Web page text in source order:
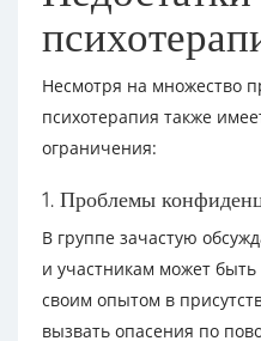
Несмотря на множество
психотерапия также
ограничения:
1. Проблемы
В группе зачастую
и участникам может
своим опытом в
вызвать опасения по